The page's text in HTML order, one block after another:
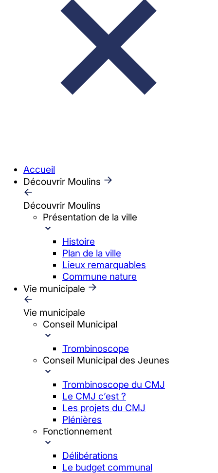
Accueil
Découvrir Moulins
Découvrir Moulins
Présentation de la ville
Histoire
Plan de la ville
Lieux remarquables
Commune nature
Vie municipale
Vie municipale
Conseil Municipal
Trombinoscope
Conseil Municipal des Jeunes
Trombinoscope du CMJ
Le CMJ c’est ?
Les projets du CMJ
Plénières
Fonctionnement
Délibérations
Le budget communal